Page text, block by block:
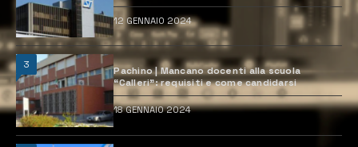
12 GENNAIO 2024
3
Pachino | Mancano docenti alla scuola
“Calleri”: requisiti e come candidarsi
18 GENNAIO 2024